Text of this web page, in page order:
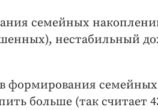
семейных
нестабильный
формирования
больше (так считает